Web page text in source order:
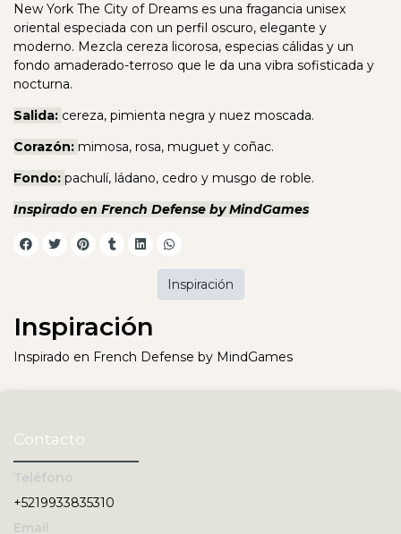
New York The City of Dreams es una fragancia unisex
oriental especiada con un perfil oscuro, elegante y
moderno. Mezcla cereza licorosa, especias cálidas y un
fondo amaderado-terroso que le da una vibra sofisticada y
nocturna.
Salida: cereza, pimienta negra y nuez moscada.
Corazón: mimosa, rosa, muguet y coñac.
Fondo: pachulí, ládano, cedro y musgo de roble.
Inspirado en French Defense by MindGames
Inspiración
Inspirado en French Defense by MindGames
Inspiración
Contacto
+5219933835310